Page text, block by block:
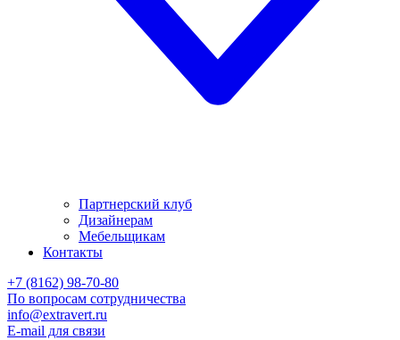
Партнерский клуб
Дизайнерам
Мебельщикам
Контакты
+7 (8162) 98-70-80
По вопросам сотрудничества
info@extravert.ru
E-mail для связи